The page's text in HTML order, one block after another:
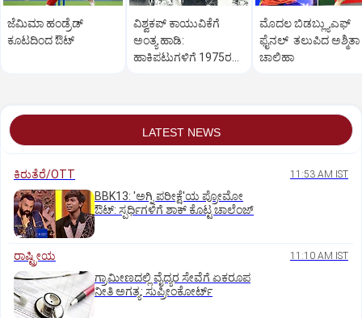
ಜೆಮಿಮಾ ಹಂಡ್ರೆಡ್‌
ಕೂಟದಿಂದ ಔಟ್‌
ವಿಶ್ವಕಪ್‌ ಕಾಯುವಿಕೆಗೆ
ಅಂತ್ಯ ಹಾಡಿ:
ಹಾಕಿಪಟುಗಳಿಗೆ 1975ರ
ಮೊದಲ ಬಿಡಬ್ಲ್ಯುಎಫ್‌
ಫೈನಲ್‌ ತಲುಪಿದ ಅಶ್ಮಿತಾ
ಚಾಲಿಹಾ
LATEST NEWS
ಕಿರುತೆರೆ/OTT 11:53 AM IST
BBK13: 'ಅಗ್ನಿ ಪರೀಕ್ಷೆ'ಯ ಪ್ರೋಮೋ
ಔಟ್: ಸ್ಪರ್ಧಿಗಳಿಗೆ ಶಾಕ್ ಕೊಟ್ಟ ಚಾಲೆಂಜ್
ರಾಷ್ಟ್ರೀಯ 11:10 AM IST
ಗ್ರಾಮೀಣದಲ್ಲಿ ವೈದ್ಯರ ಸೇವೆಗೆ ಏಕರೂಪ
ನೀತಿ ಅಗತ್ಯ: ಸುಪ್ರೀಂಕೋರ್ಟ್‌